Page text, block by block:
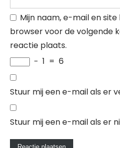
Mijn naam, e-mail en
browser voor de volgende
reactie plaats.
− 1 = 6
Stuur mij een e-mail als er
Stuur mij een e-mail als er